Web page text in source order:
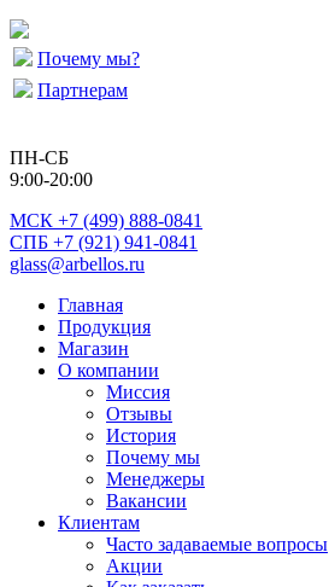
Почему мы?
Партнерам
ПН-СБ
9:00-20:00
МСК +7 (499) 888-0841
СПБ +7 (921) 941-0841
glass@arbellos.ru
Главная
Продукция
Магазин
О компании
Миссия
Отзывы
История
Почему мы
Менеджеры
Вакансии
Клиентам
Часто задаваемые вопросы
Акции